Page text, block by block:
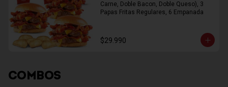
Carne, Doble Bacon, Doble Queso), 3
Papas Fritas Regulares, 6 Empanada
$29.990
COMBOS